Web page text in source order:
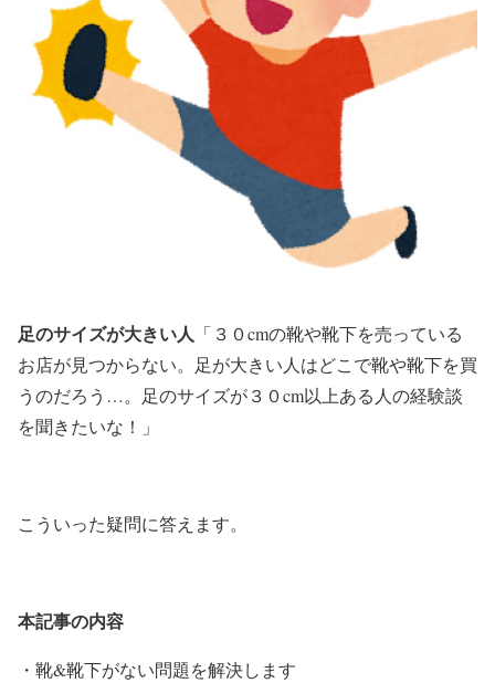
足のサイズが大きい人 「３０cmの靴や靴下を売っている
お店が見つからない。足が大きい人はどこで靴や靴下を買
うのだろう…。足のサイズが３０cm以上ある人の経験談
を聞きたいな！」
こういった疑問に答えます。
本記事の内容
・靴&靴下がない問題を解決します